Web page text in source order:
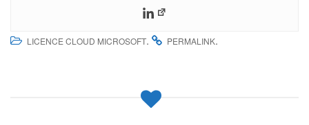
LICENCE CLOUD MICROSOFT. PERMALINK.